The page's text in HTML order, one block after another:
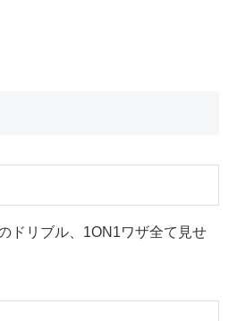
ドリブル、1ON1ワザ全て見せ